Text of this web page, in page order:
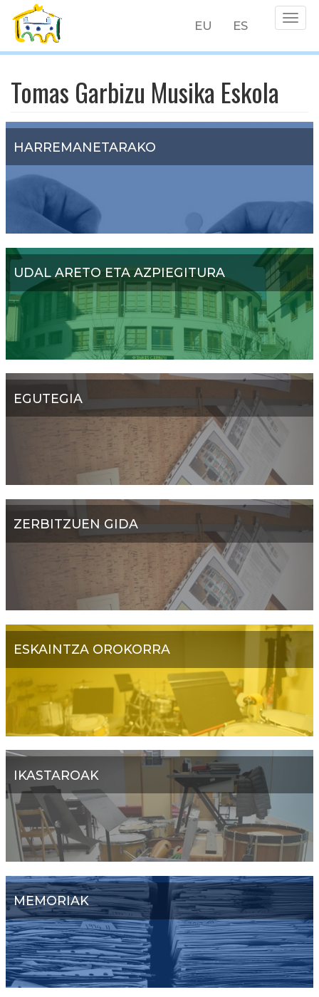
main
EU ES
Tomas Garbizu Musika Eskola
HARREMANETARAKO
UDAL ARETO ETA AZPIEGITURA
EGUTEGIA
ZERBITZUEN GIDA
ESKAINTZA OROKORRA
IKASTAROAK
MEMORIAK